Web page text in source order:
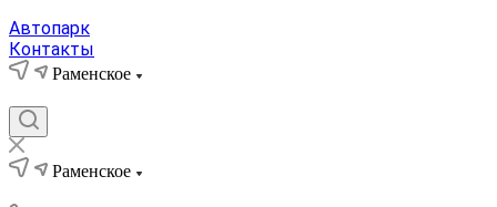
Автопарк
Контакты
Раменское
Раменское